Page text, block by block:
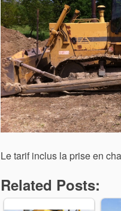
Le tarif inclus la prise en
Related Posts: